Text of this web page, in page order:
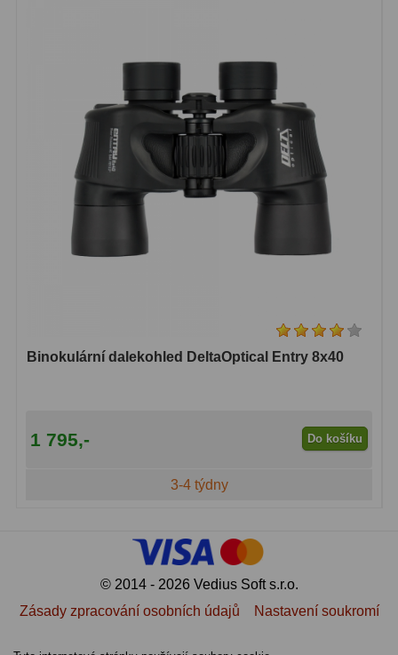
Binokulární dalekohled DeltaOptical Entry 8x40
1 795,- Do košíku
3-4 týdny
© 2014 - 2026 Vedius Soft s.r.o.
Zásady zpracování osobních údajů
Nastavení soukromí